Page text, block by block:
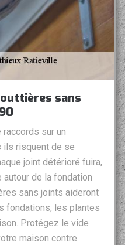
sans
sur un
ils risquent de se
joint détérioré fuira,
de la fondation
sans joints aideront
fondations, les plantes
Protégez le vide
maison contre